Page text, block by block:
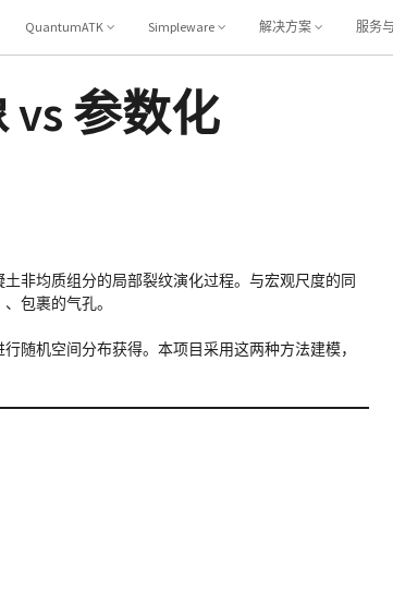
QuantumATK Simpleware 解决方案 服务
参数化
非均质组分的局部裂纹演化过程。与宏观尺度的同
包裹的气孔。
随机空间分布获得。本项目采用这两种方法建模，